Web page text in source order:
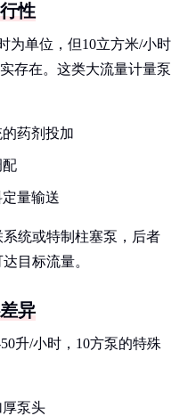
性
为单位，但10立方米/小时
存在。这类大流量计量泵
药剂投加
配
量输送
统或特制柱塞泵，后者
目标流量。
异
升/小时，10方泵的特殊
泵头